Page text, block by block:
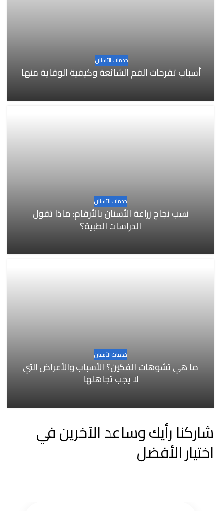
خدمات الأسنان
أسباب تقرحات الفم الشائعة وكيفية الوقاية منها
خدمات الأسنان
نسب نجاح زراعة الأسنان بالأرقام: ماذا تقول
الدراسات الطبية؟
خدمات الأسنان
ما هي تشوهات الفكين؟ الأسباب والأعراض التي
لا يجب تجاهلها
شاركنا رأيك وساعد الآخرين في
اختيار الأفضل